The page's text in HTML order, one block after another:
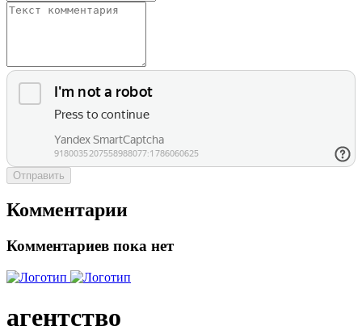
Отправить
Комментарии
Комментариев пока нет
агентство